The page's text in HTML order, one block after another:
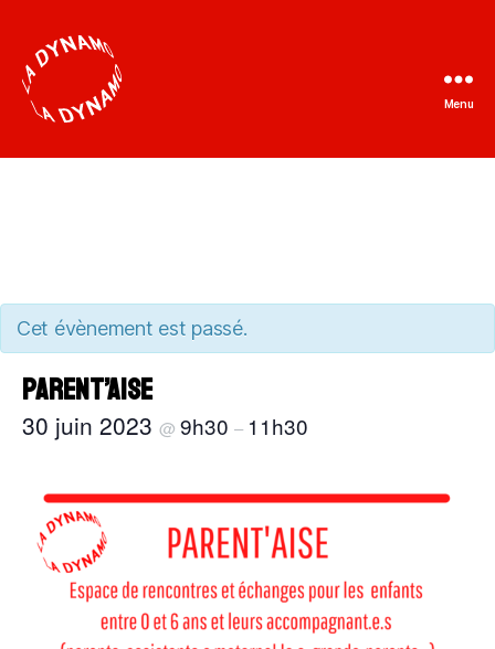
Dynamo
Menu
Cet évènement est passé.
Parent’aise
30 juin 2023 @ 9h30 – 11h30